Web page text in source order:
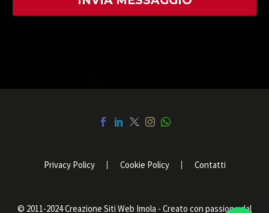
Privacy Policy Cookie Policy Contatti
© 2011-2024 Creazione Siti Web Imola - Creato con passione dal